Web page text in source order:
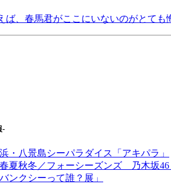
ば、春馬君がここにいないのがとても
-
浜・八景島シーパラダイス「アキパラ」
春夏秋冬／フォーシーズンズ 乃木坂46
ンクシーって誰？展」